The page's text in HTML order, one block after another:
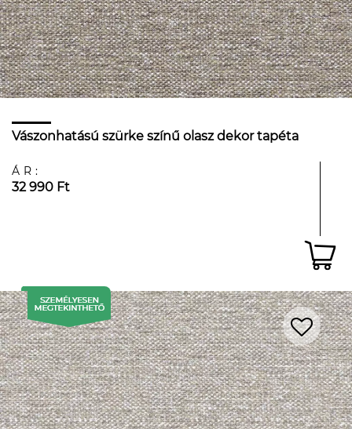
Vászonhatású szürke színű olasz dekor tapéta
ÁR:
32 990 Ft